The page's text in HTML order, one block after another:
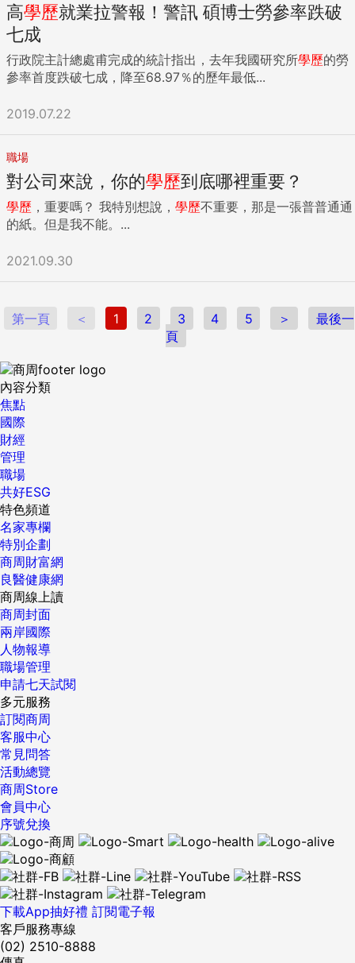
高學歷就業拉警報！警訊 碩博士勞參率跌破
七成
行政院主計總處甫完成的統計指出，去年我國研究所學歷的勞
參率首度跌破七成，降至68.97％的歷年最低...
2019.07.22
職場
對公司來說，你的學歷到底哪裡重要？
學歷 ，重要嗎？ 我特別想說， 學歷不重要，那是一張普普通通
的紙。但是我不能。...
2021.09.30
第一頁 ＜ 1 2 3 4 5 ＞
最後一
頁
內容分類
焦點
國際
財經
管理
職場
共好ESG
特色頻道
名家專欄
特別企劃
商周財富網
良醫健康網
商周線上讀
商周封面
兩岸國際
人物報導
職場管理
申請七天試閱
多元服務
訂閱商周
客服中心
常見問答
活動總覽
商周Store
會員中心
序號兌換
下載App抽好禮 訂閱電子報
客戶服務專線
(02) 2510-8888